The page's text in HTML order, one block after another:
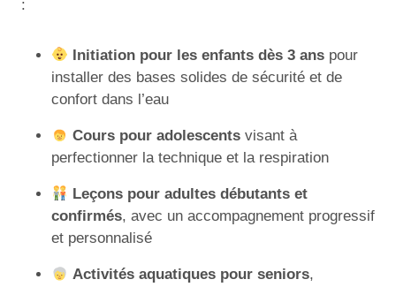
:
Initiation pour les enfants dès 3 ans pour
installer des bases solides de sécurité et de
confort dans l’eau
Cours pour adolescents visant à
perfectionner la technique et la respiration
Leçons pour adultes débutants et
confirmés, avec un accompagnement progressif
et personnalisé
Activités aquatiques pour seniors,